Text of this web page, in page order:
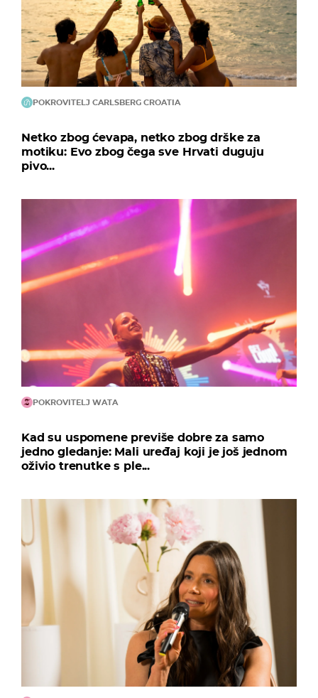
POKROVITELJ CARLSBERG CROATIA
Netko zbog ćevapa, netko zbog drške za
motiku: Evo zbog čega sve Hrvati duguju
pivo...
POKROVITELJ WATA
Kad su uspomene previše dobre za samo
jedno gledanje: Mali uređaj koji je još jednom
oživio trenutke s ple...